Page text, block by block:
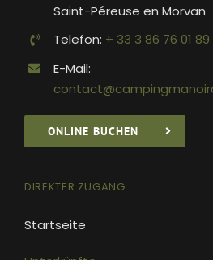
Saint-Péreuse en Morvan
Telefon: + 33 3 86 76 01 89
E-Mail:
ONLINE BUCHEN
DIREKTER ZUGANG
Startseite